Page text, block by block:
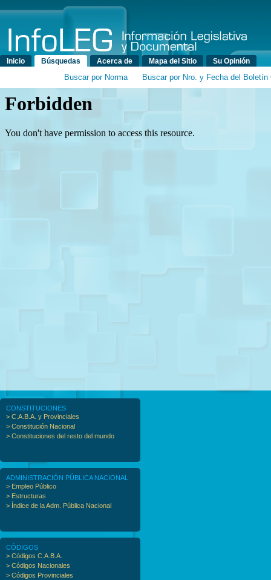
Menú principal
Inicio Búsquedas Acerca de Mapa del Sitio Su Opinión
Buscar por Norma Buscar por Nro. y Fecha del Boletín
CONSTITUCIONES
> C.A.B.A. y Provinciales
> Constitución Nacional
> Constituciones del resto del mundo
ADMINISTRACIÓN PÚBLICA NACIONAL
> Empleo Público
> Estructuras
> Índice de la Adm. Pública Nacional
CÓDIGOS
> Códigos C.A.B.A.
> Códigos Nacionales
> Códigos Provinciales